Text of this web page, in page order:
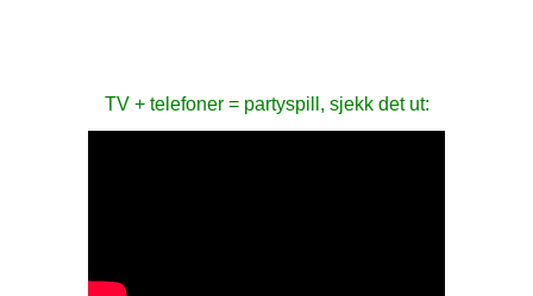
TV + telefoner = partyspill, sjekk det ut: